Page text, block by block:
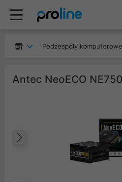
Podzespoły komputerowe
Antec NeoECO
Poprzedni